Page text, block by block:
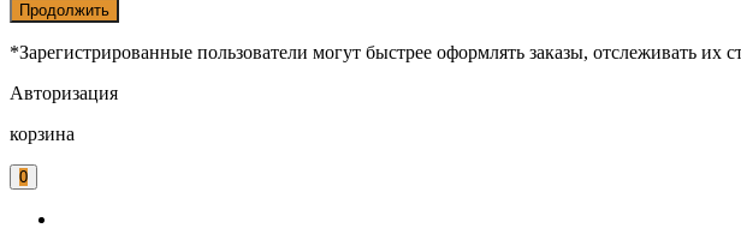
Продолжить
*Зарегистрированные пользователи могут быстрее оформлять заказы, отслеживать их
Авторизация
корзина
0